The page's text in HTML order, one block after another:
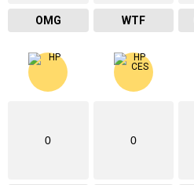
OMG WTF
0 0